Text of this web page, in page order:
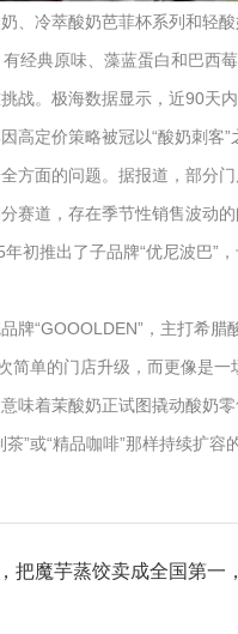
、冷萃酸奶芭菲杯系列和轻
经典原味、藻蓝蛋白和巴西
战。极海数据显示，近90天
高定价策略被冠以“酸奶刺客
方面的问题。据报道，部分
赛道，存在季节性销售波动
初推出了子品牌“优尼波巴
牌“GOOOLDEN”，主打希
简单的门店升级，而更像是
味着茉酸奶正试图撬动酸奶
茶”或“精品咖啡”那样持续扩
把魔芋蒸饺卖成全国第一